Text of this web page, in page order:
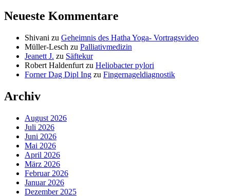
Neueste Kommentare
Shivani zu Geheimnis des Hatha Yoga- Vortragsvideo
Müller-Lesch zu Palliativmedizin
Jeanett J. zu Säftekur
Robert Haldenfurt zu Heliobacter pylori
Forner Dag Dipl Ing zu Fingernageldiagnostik
Archiv
August 2026
Juli 2026
Juni 2026
Mai 2026
April 2026
März 2026
Februar 2026
Januar 2026
Dezember 2025